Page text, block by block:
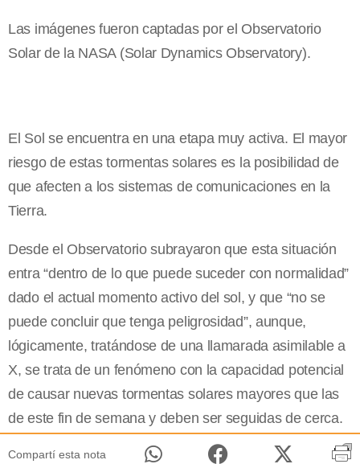
Las imágenes fueron captadas por el Observatorio
Solar de la NASA (Solar Dynamics Observatory).
El Sol se encuentra en una etapa muy activa. El mayor
riesgo de estas tormentas solares es la posibilidad de
que afecten a los sistemas de comunicaciones en la
Tierra.
Desde el Observatorio subrayaron que esta situación
entra “dentro de lo que puede suceder con normalidad”
dado el actual momento activo del sol, y que “no se
puede concluir que tenga peligrosidad”, aunque,
lógicamente, tratándose de una llamarada asimilable a
X, se trata de un fenómeno con la capacidad potencial
de causar nuevas tormentas solares mayores que las
de este fin de semana y deben ser seguidas de cerca.
Compartí esta nota